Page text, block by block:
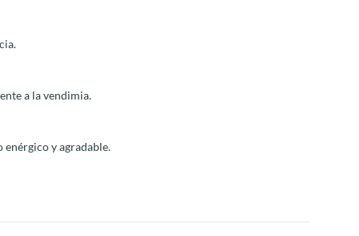
a la vendimia.
y agradable.